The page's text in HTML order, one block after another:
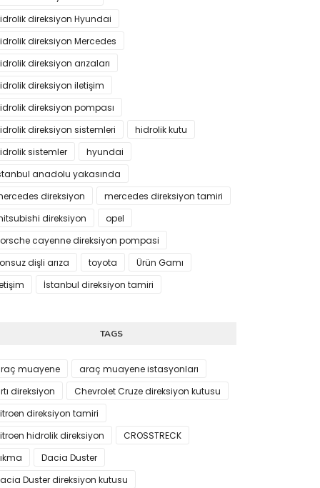
direksiyon Hyundai
direksiyon Mercedes
direksiyon arızaları
direksiyon iletişim
direksiyon pompası
direksiyon sistemleri
hidrolik kutu
sistemler
hyundai
anadolu yakasında
direksiyon
mercedes direksiyon tamiri
direksiyon
opel
cayenne direksiyon pompasi
dişli arıza
toyota
Ürün Gamı
İstanbul direksiyon tamiri
TAGS
muayene
araç muayene istasyonları
direksiyon
Chevrolet Cruze direksiyon kutusu
direksiyon tamiri
hidrolik direksiyon
CROSSTRECK
Dacia Duster
Duster direksiyon kutusu